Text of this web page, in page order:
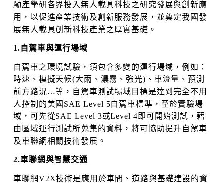
勵產學研各界投入無人載具科技之研究發展與創新應
用，以促進產業技術及創新服務發展，並奠定我國發
展無人載具創新科技產業之厚實基礎。
1.自駕車與運行場域
自駕車之環境試驗，須包含多變的運行場域，例如：
時速、模擬天候(大雨、濃霧、強光)、車流量、預測
前方路況…等，自駕車測試場域目標是達到完全不用
人控制的美國SAE Level 5自駕車標準，至於實驗場
域，可先從SAE Level 3或Level 4即可開始測試，藉
由區域運行測試所蒐集的資料，將可協助提升自駕車
及車聯網相關技術發展。
2.車聯網與智慧交通
車聯網V2X技術是應用於車間、道路與基礎建設的資